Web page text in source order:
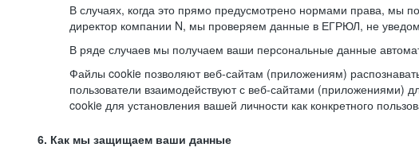
В случаях, когда это прямо предусмотрено нормами права, мы
директор компании N, мы проверяем данные в ЕГРЮЛ, не
В ряде случаев мы получаем ваши персональные данные
Файлы cookie позволяют веб-сайтам (приложениям) распознавать
пользователи взаимодействуют с веб-сайтами
cookie для установления вашей личности как конкретного
6. Как мы защищаем ваши данные